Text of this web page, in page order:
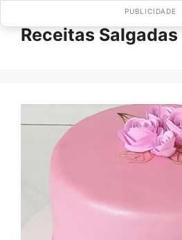
paraReceitas Salgadas
PUBLICIDADE